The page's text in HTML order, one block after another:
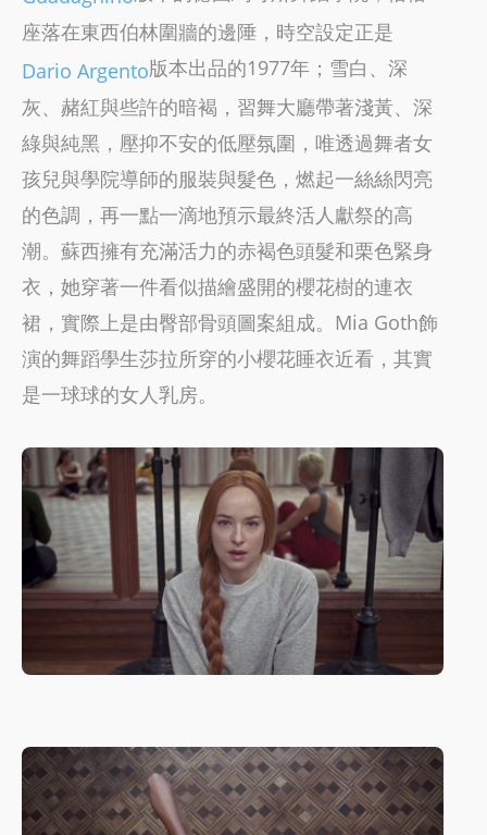
座落在東西伯林圍牆的邊陲，時空設定正是
Dario Argento版本出品的1977年；雪白、深
灰、赭紅與些許的暗褐，習舞大廳帶著淺黃、深
綠與純黑，壓抑不安的低壓氛圍，唯透過舞者女
孩兒與學院導師的服裝與髮色，燃起一絲絲閃亮
的色調，再一點一滴地預示最終活人獻祭的高
潮。蘇西擁有充滿活力的赤褐色頭髮和栗色緊身
衣，她穿著一件看似描繪盛開的櫻花樹的連衣
裙，實際上是由臀部骨頭圖案組成。Mia Goth飾
演的舞蹈學生莎拉所穿的小櫻花睡衣近看，其實
是一球球的女人乳房。